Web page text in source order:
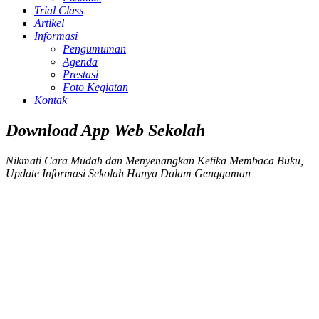
Trial Class
Artikel
Informasi
Pengumuman
Agenda
Prestasi
Foto Kegiatan
Kontak
Download App Web Sekolah
Nikmati Cara Mudah dan Menyenangkan Ketika Membaca Buku,
Update Informasi Sekolah Hanya Dalam Genggaman